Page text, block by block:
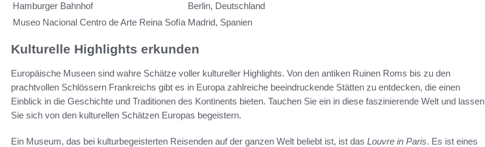
Hamburger Bahnhof
Berlin, Deutschland
Museo Nacional Centro de Arte Reina Sofía Madrid, Spanien
Kulturelle Highlights erkunden
Europäische Museen sind wahre Schätze voller kultureller Highlights. Von den antiken Ruinen Roms bis zu den
prachtvollen Schlössern Frankreichs gibt es in Europa zahlreiche beeindruckende Stätten zu entdecken, die einen
Einblick in die Geschichte und Traditionen des Kontinents bieten. Tauchen Sie ein in diese faszinierende Welt und lassen
Sie sich von den kulturellen Schätzen Europas begeistern.
Ein Museum, das bei kulturbegeisterten Reisenden auf der ganzen Welt beliebt ist, ist das Louvre in Paris. Es ist eines